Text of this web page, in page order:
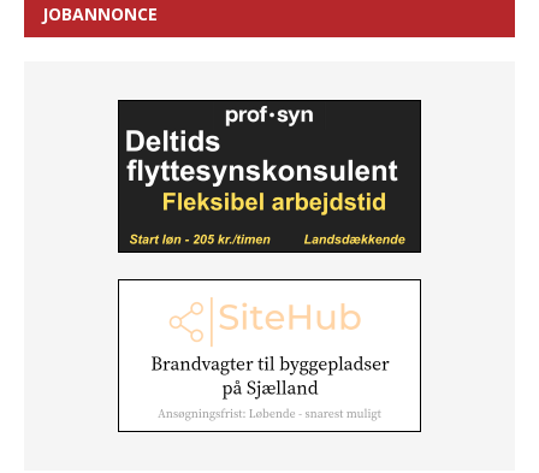
JOBANNONCE